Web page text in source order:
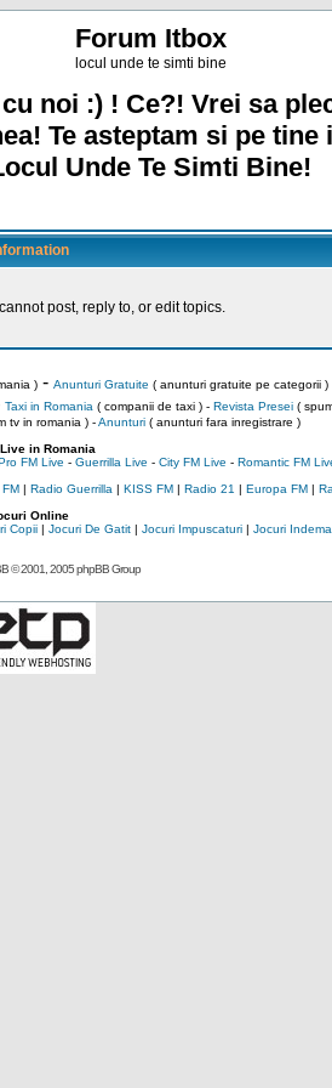
Forum Itbox
locul unde te simti bine
noi :) ! Ce?! Vrei sa
Te asteptam si pe tine
Unde Te Simti Bine!
post, reply to, or edit topics.
)- Anunturi Gratuite ( anunturi gratuite pe categorii )
Taxi in Romania ( companii de taxi ) - Revista Presei(
tv in romania )-Anunturi( anunturi fara inregistrare )
in Romania
FM Live - Guerrilla Live - City FM Live - Romantic FM
| Radio Guerrilla | KISS FM| Radio 21 | Europa FM|
Online
Copii| Jocuri De Gatit| Jocuri Impuscaturi| Jocuri
© 2001, 2005 phpBB Group